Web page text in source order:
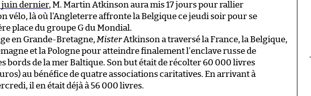
juin dernier, M. Martin Atkinson aura mis 17 jours pour rallier
vélo, là où l’Angleterre affronte la Belgique ce jeudi soir pour se
place du groupe G du Mondial.
en Grande-Bretagne,MisterAtkinson a traversé la France, la Belgique,
et la Pologne pour atteindre finalement l’enclave russe de
bords de la mer Baltique. Son but était de récolter 60 000 livres
au bénéfice de quatre associations caritatives. En arrivant à
il en était déjà à 56 000 livres.